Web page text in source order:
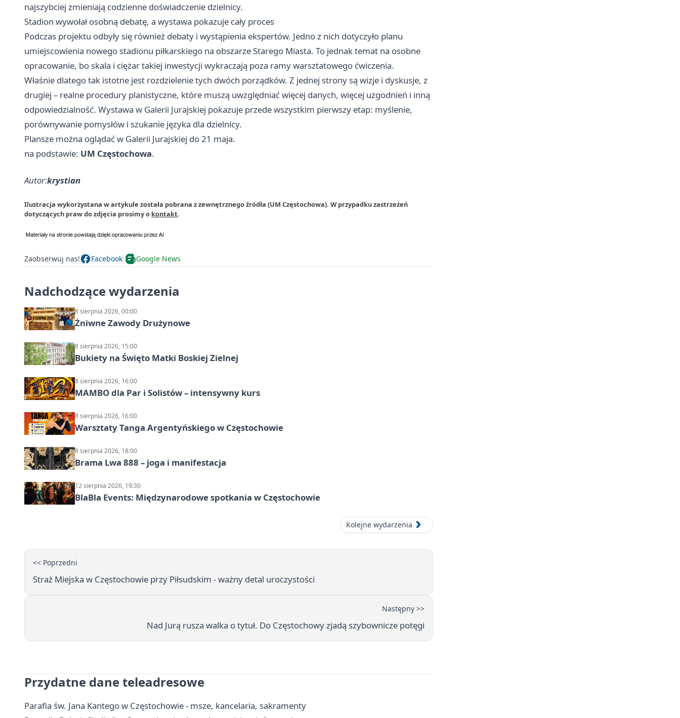
najszybciej zmieniają codzienne doświadczenie dzielnicy.
Stadion wywołał osobną debatę, a wystawa pokazuje cały proces
Podczas projektu odbyły się również debaty i wystąpienia ekspertów. Jedno z nich dotyczyło planu
umiejscowienia nowego stadionu piłkarskiego na obszarze Starego Miasta. To jednak temat na osobne
opracowanie, bo skala i ciężar takiej inwestycji wykraczają poza ramy warsztatowego ćwiczenia.
Właśnie dlatego tak istotne jest rozdzielenie tych dwóch porządków. Z jednej strony są wizje i dyskusje, z
drugiej – realne procedury planistyczne, które muszą uwzględniać więcej danych, więcej uzgodnień i inną
odpowiedzialność. Wystawa w Galerii Jurajskiej pokazuje przede wszystkim pierwszy etap: myślenie,
porównywanie pomysłów i szukanie języka dla dzielnicy.
Plansze można oglądać w Galerii Jurajskiej do 21 maja.
na podstawie: UM Częstochowa.
Autor:krystian
Ilustracja wykorzystana w artykule została pobrana z zewnętrznego źródła (UM Częstochowa). W przypadku zastrzeżeń
dotyczących praw do zdjęcia prosimy o kontakt.
Zaobserwuj nas! Facebook Google News
Nadchodzące wydarzenia
8 sierpnia 2026, 00:00
Żniwne Zawody Drużynowe
8 sierpnia 2026, 15:00
Bukiety na Święto Matki Boskiej Zielnej
8 sierpnia 2026, 16:00
MAMBO dla Par i Solistów – intensywny kurs
8 sierpnia 2026, 16:00
Warsztaty Tanga Argentyńskiego w Częstochowie
8 sierpnia 2026, 18:00
Brama Lwa 888 – joga i manifestacja
12 sierpnia 2026, 19:30
BlaBla Events: Międzynarodowe spotkania w Częstochowie
Kolejne wydarzenia
<< Poprzedni
Straż Miejska w Częstochowie przy Piłsudskim - ważny detal uroczystości
Następny >>
Nad Jurą rusza walka o tytuł. Do Częstochowy zjadą szybownicze potęgi
Przydatne dane teleadresowe
Parafia św. Jana Kantego w Częstochowie - msze, kancelaria, sakramenty